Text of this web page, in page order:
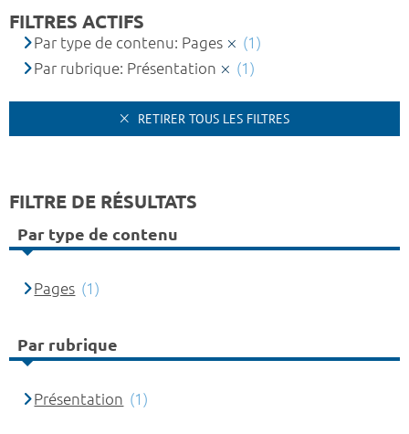
FILTRES ACTIFS
Par type de contenu: Pages
(1)
Par rubrique: Présentation
(1)
RETIRER TOUS LES FILTRES
FILTRE DE RÉSULTATS
Par type de contenu
Pages (1)
Par rubrique
Présentation (1)